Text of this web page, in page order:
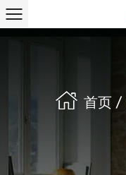
首页 /